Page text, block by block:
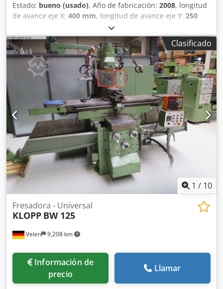
Estado: bueno (usado), Año de fabricación: 2008, longitud
de avance eje X: 400 mm, longitud de avance eje Y: 250
, longitud de avance eje Z:
Heidenhain TNC 124 fresa volante eléctrico dispositivo de
refrigeración Datos técnicos: Recorrido longitudinal (eje X)
/ Recorrido X longitudinal 400 mm Recorrido transversal
(eje Y) / Recorrido Y transversal 250 mm Recorrido vertical
(eje Z) / Recorrido Z vertical 400 mm Crodpjrb A Tcjfx
Ahmsf Tischaufspannfläche / área de sujeción de la mesa
600 x 320 mm Werkzeugaufnahme / Cono del husillo SK40
Drehzahlbereich / spindle speed range 30-6300 rpm Feed
x,y,z / avance x,y,z 10,10,8 m/min. Antriebsleistung
insgesamt / capacidad de accionamiento 6,5 kW Peso
aprox. 1200 kg Datos técnicos, accesorios y descripción de
la máquina no son vinculantes - Los datos técnicos, los
accesorios y la descripción de la máquina no son
vinculantes.
Clasificado
1 / 10
Velen 9,208 km
Fresadora - Universal
KLOPP BW 125
Información de
precio
Llamar